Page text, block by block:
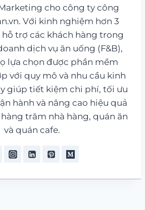
cho công ty công
Với kinh nghiệm hơn 3
hỗ trợ các khách hàng trong
dịch vụ ăn uống (F&B),
lựa chọn được phần mềm
với quy mô và nhu cầu kinh
giúp tiết kiệm chi phí, tối ưu
hành và nâng cao hiệu quả
trăm nhà hàng, quán ăn
và quán cafe.